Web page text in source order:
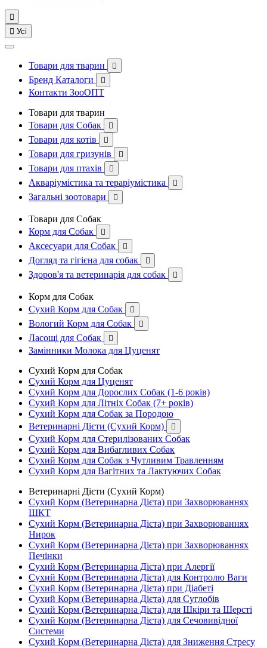

 Усі
Товари для тварин 
Бренд Каталоги 
Контакти ЗооОПТ
Товари для тварин
Товари для Собак

Товари для котів 
Товари для гризунів 
Товари для птахів 
Акваріумістика та тераріумістика 
Загальні зоотовари 
Товари для Собак
Корм для Собак

Аксесуари для Собак 
Догляд та гігієна для собак 
Здоров'я та ветеринарія для собак 
Корм для Собак
Сухий Корм для Собак

Вологий Корм для Собак 
Ласощі для Собак 
Замінники Молока для Цуценят
Сухий Корм для Собак
Сухий Корм для Цуценят
Сухий Корм для Дорослих Собак (1-6 років)
Сухий Корм для Літніх Собак (7+ років)
Сухий Корм для Собак за Породою
Ветеринарні Дієти (Сухий Корм)

Сухий Корм для Стерилізованих Собак
Сухий Корм для Вибагливих Собак
Сухий Корм для Собак з Чутливим Травленням
Сухий Корм для Вагітних та Лактуючих Собак
Ветеринарні Дієти (Сухий Корм)
Сухий Корм (Ветеринарна Дієта) при Захворюваннях
ШКТ
Сухий Корм (Ветеринарна Дієта) при Захворюваннях
Нирок
Сухий Корм (Ветеринарна Дієта) при Захворюваннях
Печінки
Сухий Корм (Ветеринарна Дієта) при Алергії
Сухий Корм (Ветеринарна Дієта) для Контролю Ваги
Сухий Корм (Ветеринарна Дієта) при Діабеті
Сухий Корм (Ветеринарна Дієта) для Суглобів
Сухий Корм (Ветеринарна Дієта) для Шкіри та Шерсті
Сухий Корм (Ветеринарна Дієта) для Сечовивідної
Системи
Сухий Корм (Ветеринарна Дієта) для Зниження Стресу